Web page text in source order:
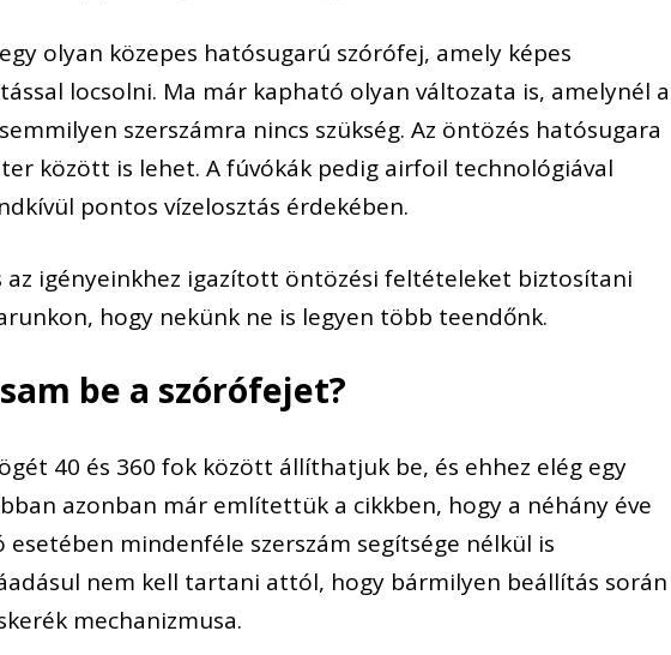
olyan közepes hatósugarú szórófej, amely képes
locsolni. Ma már kapható olyan változata is, amelynél a
szerszámra nincs szükség. Az öntözés hatósugara
között is lehet. A fúvókák pedig airfoil technológiával
pontos vízelosztás érdekében.
az igényeinkhez igazított öntözési feltételeket biztosítani
hogy nekünk ne is legyen több teendőnk.
be a szórófejet?
40 és 360 fok között állíthatjuk be, és ehhez elég egy
azonban már említettük a cikkben, hogy a néhány éve
mindenféle szerszám segítsége nélkül is
nem kell tartani attól, hogy bármilyen beállítás során
mechanizmusa.